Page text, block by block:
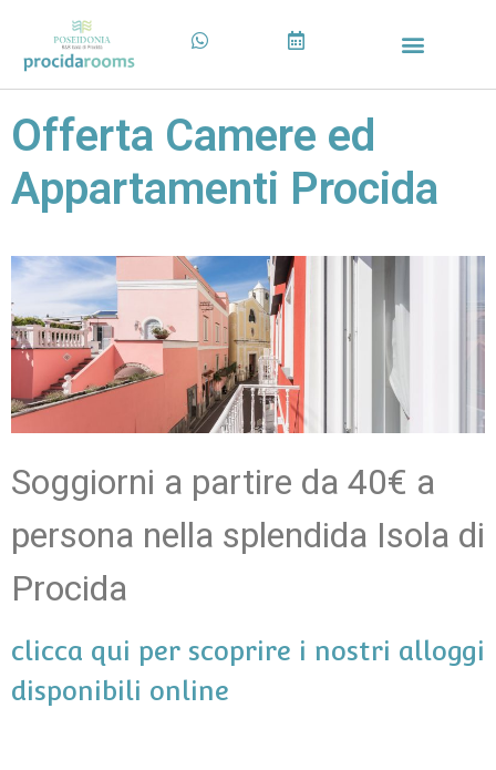
Offerta Camere ed
Appartamenti Procida
Soggiorni a partire da 40€ a
persona nella splendida Isola di
Procida
clicca qui per scoprire i nostri alloggi
disponibili online